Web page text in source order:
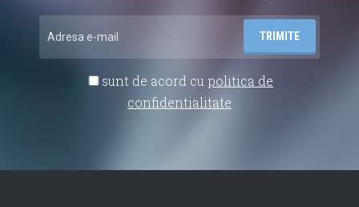
sunt de acord cu politica de
confidentialitate